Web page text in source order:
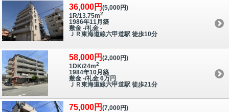
36,000円 (5,000円)
1R/13.75m2
1986年11月築
敷金 -/礼金 -
ＪＲ東海道線六甲道駅 徒歩10分
58,000円 (2,000円)
1DK/24m2
1984年10月築
敷金 -/礼金 6万円
ＪＲ東海道線六甲道駅 徒歩21分
75,000円 (7,000円)